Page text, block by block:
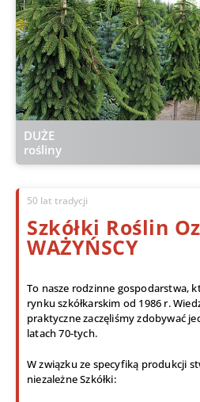
DUŻE
rośliny
50 lat tradycji
Szkółki Roślin
WAŻYŃSCY
To nasze rodzinne gospodarstwa,
rynku szkółkarskim od 1986 r.
praktyczne zaczęliśmy zdobywać
latach 70-tych.
W związku ze specyfiką produkcji
niezależne Szkółki: